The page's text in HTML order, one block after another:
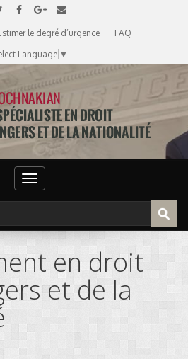
le degré d’urgence
FAQ
Language ▼
Toggle
navigation
en droit
et de la